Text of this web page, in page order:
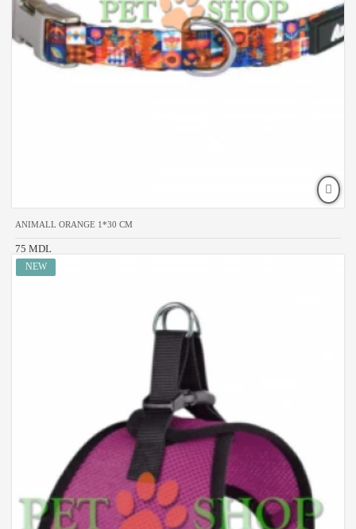
ANIMALL ORANGE 1*30 CM
75 MDL